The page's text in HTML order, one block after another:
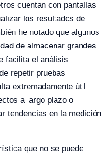
cuentan con pantallas
los resultados de
he notado que algunos
de almacenar grandes
facilita el análisis
repetir pruebas
extremadamente útil
a largo plazo o
tendencias en la medición
que no se puede